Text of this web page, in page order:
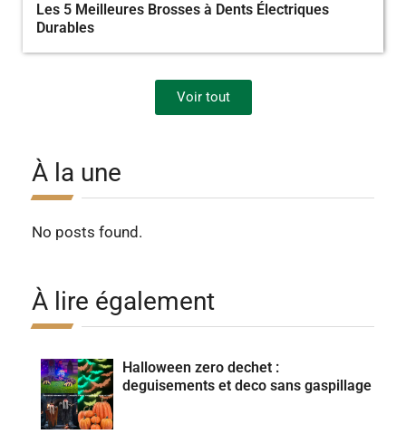
Les 5 Meilleures Brosses à Dents Électriques
Durables
Voir tout
À la une
No posts found.
À lire également
Halloween zero dechet :
deguisements et deco sans gaspillage